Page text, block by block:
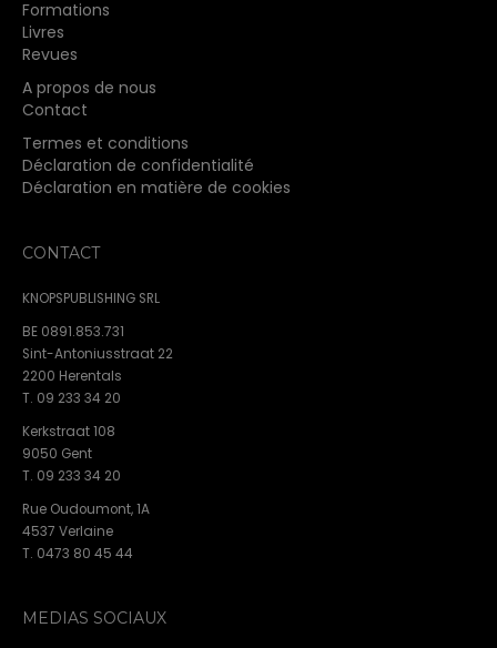
Formations
Livres
Revues
A propos de nous
Contact
Termes et conditions
Déclaration de confidentialité
Déclaration en matière de cookies
CONTACT
KNOPSPUBLISHING SRL
BE 0891.853.731
Sint-Antoniusstraat 22
2200 Herentals
T. 09 233 34 20
Kerkstraat 108
9050 Gent
T. 09 233 34 20
Rue Oudoumont, 1A
4537 Verlaine
T. 0473 80 45 44
MEDIAS SOCIAUX